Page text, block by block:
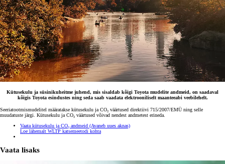
Kütusekulu ja süsinikuheitme juhend, mis sisaldab kõigi Toyota mudelite andmeid, on saadaval
kõigis Toyota esindustes ning seda saab vaadata elektrooniliselt maanteeabi veebilehelt.
Seeriatootmismudelitel määratakse kütusekulu ja CO₂ väärtused direktiivi 715/2007/EMÜ ning selle
muudatuste järgi. Kütusekulu ja CO₂ väärtused võivad nendest andmetest erineda.
Vaata kütusekulu ja CO₂ andmeid (Avaneb uues aknas)
Loe lähemalt WLTP katsemeetodi kohta
Vaata lisaks